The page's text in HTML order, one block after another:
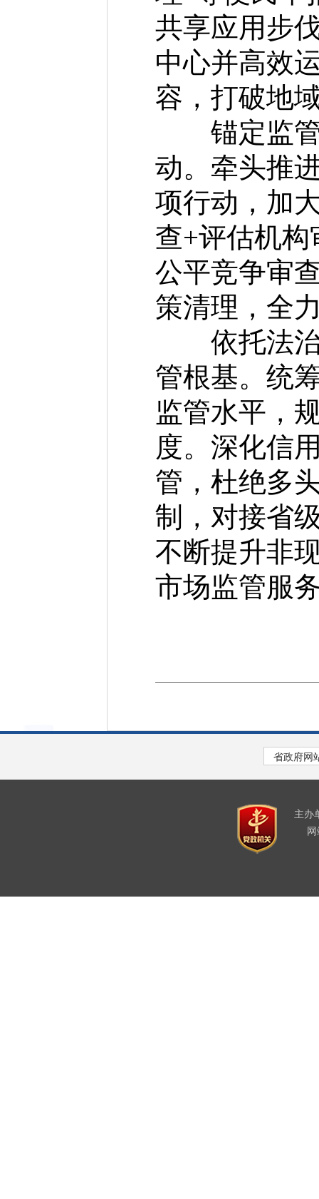
共享应用步
中心并高效
容，打破地
锚定监管
动。牵头推
项行动，加
查+评估机
公平竞争审
策清理，全
依托法治
管根基。统
监管水平，
度。深化信
管，杜绝多
制，对接省
不断提升非
市场监管服
主办